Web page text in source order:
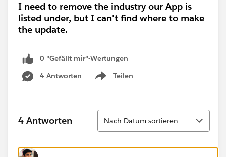
I need to remove the industry our App is
listed under, but I can't find where to make
the update.
0 "Gefällt mir"-Wertungen
4 Antworten
Teilen
Show menu
4 Antworten
Sortieren
Nach Datum sortieren